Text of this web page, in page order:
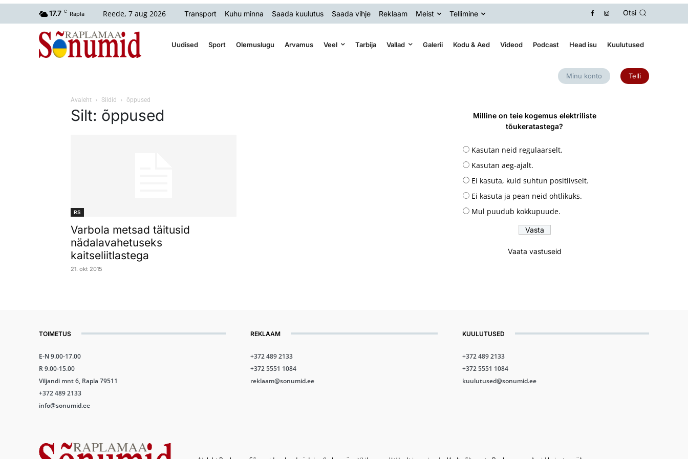
17.7 C Rapla Reede, 7 aug 2026 Transport Kuhu minna Saada kuulutus Saada vihje Reklaam Meist Tellimine Otsi
Uudised Sport Olemuslugu Arvamus Veel Tarbija Vallad Galerii Kodu & Aed Videod Podcast Head isu Kuulutused
Minu konto Telli
Avaleht Sildid õppused
Silt: õppused
RS
Varbola metsad täitusid
nädalavahetuseks
kaitseliitlastega
21. okt 2015
Milline on teie kogemus elektriliste
tõukeratastega?
Kasutan neid regulaarselt.
Kasutan aeg-ajalt.
Ei kasuta, kuid suhtun positiivselt.
Ei kasuta ja pean neid ohtlikuks.
Mul puudub kokkupuude.
Vaata vastuseid
TOIMETUS
E-N 9.00-17.00
R 9.00-15.00
Viljandi mnt 6, Rapla 79511
+372 489 2133
info@sonumid.ee
REKLAAM
+372 489 2133
+372 5551 1084
reklaam@sonumid.ee
KUULUTUSED
+372 489 2133
+372 5551 1084
kuulutused@sonumid.ee